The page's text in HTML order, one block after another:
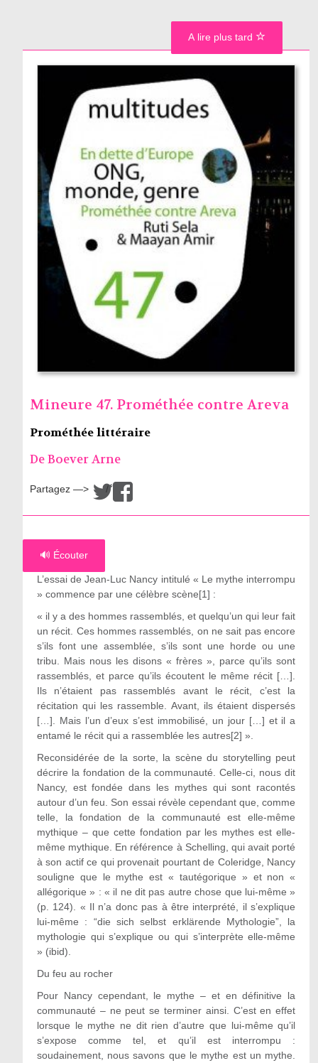
Mineure 47. Prométhée contre Areva
Prométhée littéraire
De Boever Arne
Partagez —> /
🔊 Écouter
L’essai de Jean-Luc Nancy intitulé « Le mythe interrompu
» commence par une célèbre scène[1] :
« il y a des hommes rassemblés, et quelqu’un qui leur fait
un récit. Ces hommes rassemblés, on ne sait pas encore
s’ils font une assemblée, s’ils sont une horde ou une
tribu. Mais nous les disons « frères », parce qu’ils sont
rassemblés, et parce qu’ils écoutent le même récit […].
Ils n’étaient pas rassemblés avant le récit, c’est la
récitation qui les rassemble. Avant, ils étaient dispersés
[…]. Mais l’un d’eux s’est immobilisé, un jour […] et il a
entamé le récit qui a rassemblée les autres[2] ».
Reconsidérée de la sorte, la scène du storytelling peut
décrire la fondation de la communauté. Celle-ci, nous dit
Nancy, est fondée dans les mythes qui sont racontés
autour d’un feu. Son essai révèle cependant que, comme
telle, la fondation de la communauté est elle-même
mythique – que cette fondation par les mythes est elle-
même mythique. En référence à Schelling, qui avait porté
à son actif ce qui provenait pourtant de Coleridge, Nancy
souligne que le mythe est « tautégorique » et non «
allégorique » : « il ne dit pas autre chose que lui-même »
(p. 124). « Il n’a donc pas à être interprété, il s’explique
lui-même : “die sich selbst erklärende Mythologie”, la
mythologie qui s’explique ou qui s’interprète elle-même
» (ibid).
Du feu au rocher
Pour Nancy cependant, le mythe – et en définitive la
communauté – ne peut se terminer ainsi. C’est en effet
lorsque le mythe ne dit rien d’autre que lui-même qu’il
s’expose comme tel, et qu’il est interrompu :
soudainement, nous savons que le mythe est un mythe.
A lire plus tard